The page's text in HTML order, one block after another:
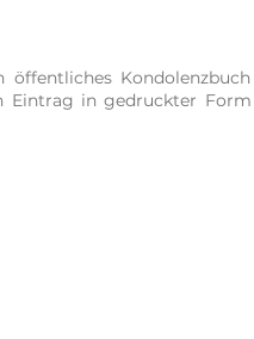
Eintrag in gedruckter